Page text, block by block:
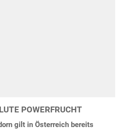
POWERFRUCHT
gilt in Österreich bereits